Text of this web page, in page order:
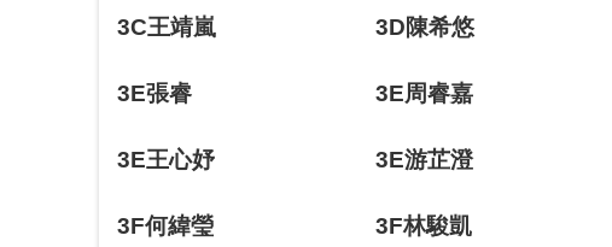
3C王靖嵐 3D陳希悠
3E張睿 3E周睿嘉
3E王心妤 3E游芷澄
3F何緯瑩 3F林駿凱